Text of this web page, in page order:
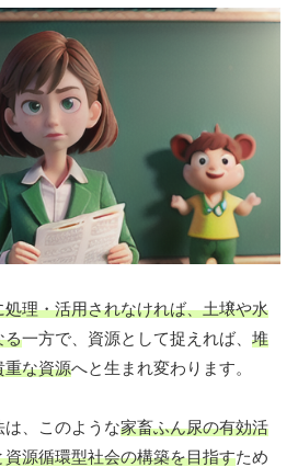
理・活用されなければ、土壌や水
る一方で、資源として捉えれば、 堆
重な資源へと生まれ変わります。
、このような家畜ふん尿の有効活
源循環型社会の構築を目指すため